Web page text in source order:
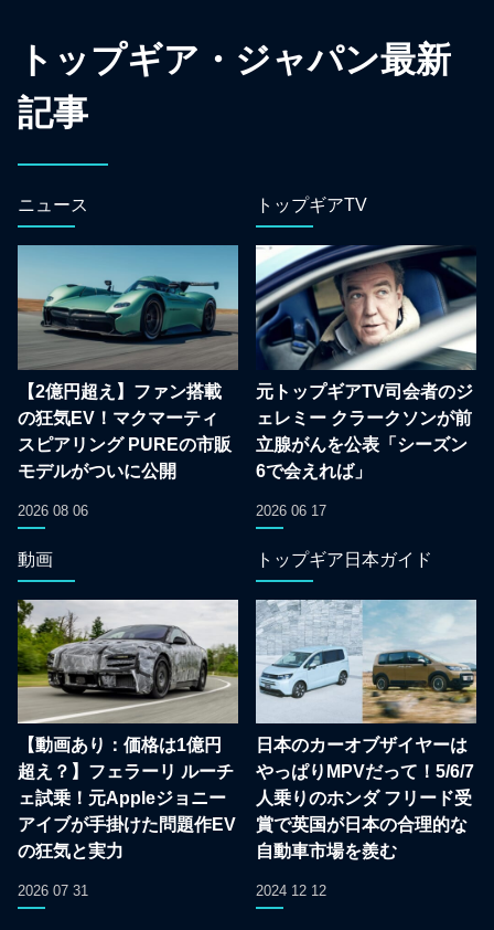
トップギア・ジャパン最新
記事
ニュース
【2億円超え】ファン搭載
の狂気EV！マクマーティ
スピアリング PUREの市販
モデルがついに公開
2026 08 06
トップギアTV
元トップギアTV司会者のジ
ェレミー クラークソンが前
立腺がんを公表「シーズン
6で会えれば」
2026 06 17
動画
【動画あり：価格は1億円
超え？】フェラーリ ルーチ
ェ試乗！元Appleジョニー
アイブが手掛けた問題作EV
の狂気と実力
2026 07 31
トップギア日本ガイド
日本のカーオブザイヤーは
やっぱりMPVだって！5/6/7
人乗りのホンダ フリード受
賞で英国が日本の合理的な
自動車市場を羨む
2024 12 12